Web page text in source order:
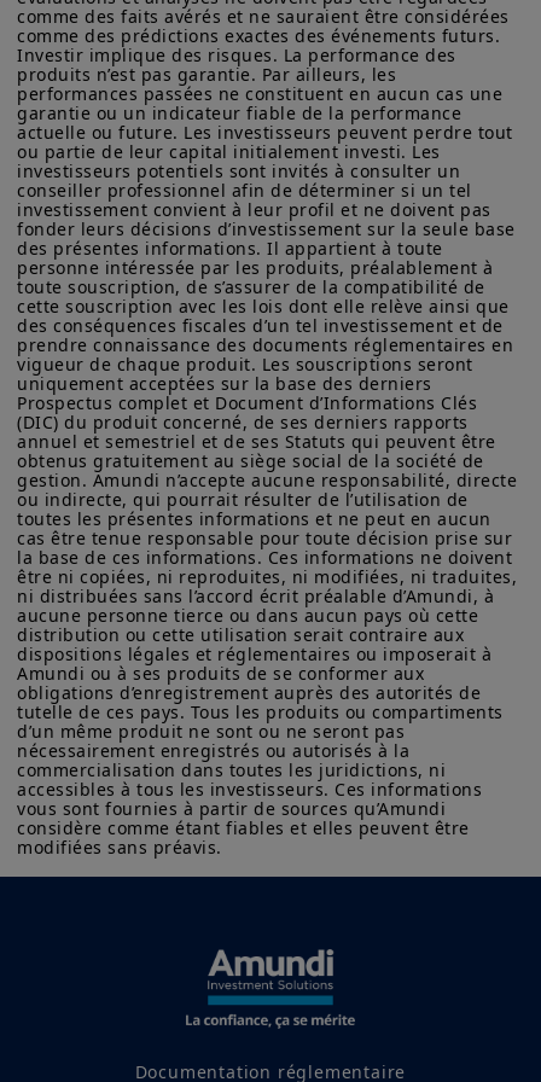
Enfin, ils explorent les meilleures
pratiques en matière d'engagements
climatiques et de vote, en s'appuyant
sur des études de cas réels tirés des
interactions d'Amundi avec les
émetteurs.
S'abonner au podcast
Outerblue
S'abonner sur Apple
S'abonner sur Spotify
S'abonner sur Deezer
Découvrir notre offre
et nos services en
matière de climat
d’Amundi Asset Management ou de ses sociétés affiliées.
Amundi Asset Management vous informe que les informations
sur les produits figurant sur ce site ne sont données qu’à titre
indicatif et constituent une présentation générale de nos
produits et services. Ces informations ne sont pas exhaustives,
peuvent évoluer dans le temps et être mises à jour par Amundi
Asset Management, sans préavis et à tout moment.
Votre accès à ce site est soumis au respect de la
réglementation française en vigueur et aux «Mentions légales /
Conditions générales d’accès au site».
En choisissant d’accéder à notre site, vous reconnaissez avoir
pris connaissance de ces Conditions et les avoir acceptées.
Nous vous conseillons, dans votre intérêt, de les lire
attentivement.
comme des faits avérés et ne sauraient être considérées
comme des prédictions exactes des événements futurs.
Investir implique des risques. La performance des
produits n’est pas garantie. Par ailleurs, les
performances passées ne constituent en aucun cas une
garantie ou un indicateur fiable de la performance
actuelle ou future. Les investisseurs peuvent perdre tout
ou partie de leur capital initialement investi. Les
investisseurs potentiels sont invités à consulter un
conseiller professionnel afin de déterminer si un tel
investissement convient à leur profil et ne doivent pas
fonder leurs décisions d’investissement sur la seule base
des présentes informations. Il appartient à toute
personne intéressée par les produits, préalablement à
toute souscription, de s’assurer de la compatibilité de
cette souscription avec les lois dont elle relève ainsi que
des conséquences fiscales d’un tel investissement et de
prendre connaissance des documents réglementaires en
vigueur de chaque produit. Les souscriptions seront
uniquement acceptées sur la base des derniers
Prospectus complet et Document d’Informations Clés
(DIC) du produit concerné, de ses derniers rapports
annuel et semestriel et de ses Statuts qui peuvent être
obtenus gratuitement au siège social de la société de
gestion. Amundi n’accepte aucune responsabilité, directe
ou indirecte, qui pourrait résulter de l’utilisation de
toutes les présentes informations et ne peut en aucun
cas être tenue responsable pour toute décision prise sur
la base de ces informations. Ces informations ne doivent
être ni copiées, ni reproduites, ni modifiées, ni traduites,
ni distribuées sans l’accord écrit préalable d’Amundi, à
aucune personne tierce ou dans aucun pays où cette
distribution ou cette utilisation serait contraire aux
dispositions légales et réglementaires ou imposerait à
Amundi ou à ses produits de se conformer aux
obligations d’enregistrement auprès des autorités de
tutelle de ces pays. Tous les produits ou compartiments
d’un même produit ne sont ou ne seront pas
nécessairement enregistrés ou autorisés à la
commercialisation dans toutes les juridictions, ni
accessibles à tous les investisseurs. Ces informations
vous sont fournies à partir de sources qu’Amundi
considère comme étant fiables et elles peuvent être
modifiées sans préavis.
Documentation réglementaire